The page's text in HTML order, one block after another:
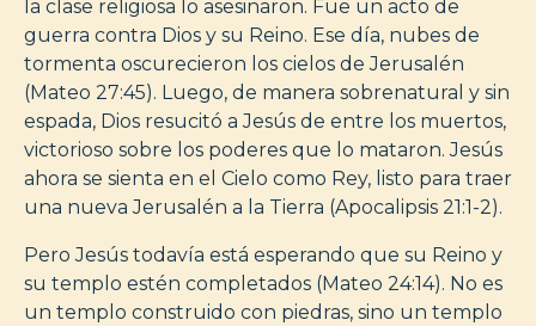
la clase religiosa lo asesinaron. Fue un acto de
guerra contra Dios y su Reino. Ese día, nubes de
tormenta oscurecieron los cielos de Jerusalén
(Mateo 27:45). Luego, de manera sobrenatural y sin
espada, Dios resucitó a Jesús de entre los muertos,
victorioso sobre los poderes que lo mataron. Jesús
ahora se sienta en el Cielo como Rey, listo para traer
una nueva Jerusalén a la Tierra (Apocalipsis 21:1-2).
Pero Jesús todavía está esperando que su Reino y
su templo estén completados (Mateo 24:14). No es
un templo construido con piedras, sino un templo